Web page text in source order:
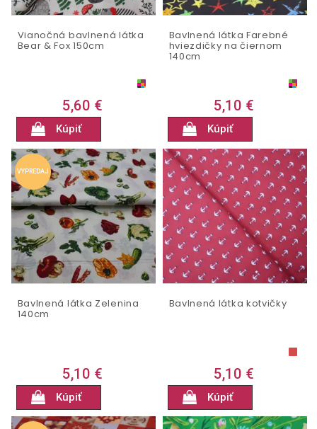
Vianočná bavlnená látka
Bear & Fox 150cm
5,60 €
Kúpiť
Bavlnená látka Farebné
hviezdičky na čiernom
140cm
5,10 €
Kúpiť
VÝPREDAJ
Bavlnená látka Zelenina
140cm
5,10 €
Kúpiť
Bavlnená látka kotvičky
5,10 €
Kúpiť